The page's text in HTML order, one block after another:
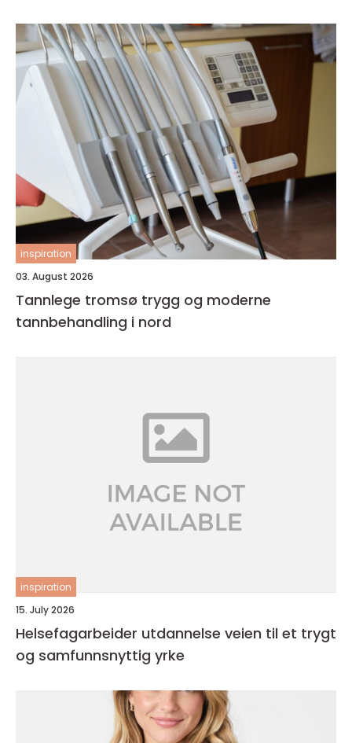
inspiration
03. August 2026
Tannlege tromsø trygg og moderne
tannbehandling i nord
inspiration
15. July 2026
Helsefagarbeider utdannelse veien til et trygt
og samfunnsnyttig yrke